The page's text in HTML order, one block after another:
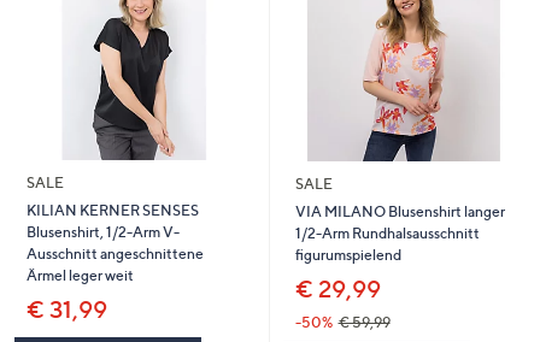
SALE
KILIAN KERNER SENSES
Blusenshirt, 1/2-Arm V-
Ausschnitt angeschnittene
Ärmel leger weit
€ 31,99
SALE
VIA MILANO Blusenshirt langer
1/2-Arm Rundhalsausschnitt
figurumspielend
€ 29,99
-50% € 59,99